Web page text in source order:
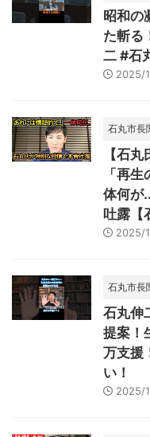
昭和の
た斬る
二 #石
2025/
石丸市長
【石
「再
体何が
吐露【
2025/
石丸市長
石丸伸
提案！
万支援
い！
2025/